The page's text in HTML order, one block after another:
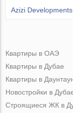
Azizi Developments
Квартиры в ОАЭ
Квартиры в Дубае
Квартиры в
Новостройки в
Строящиеся ЖК в